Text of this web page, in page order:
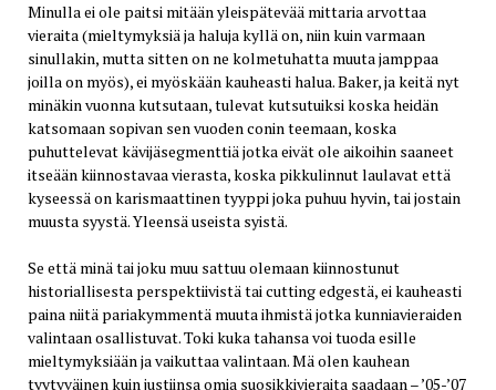
Minulla ei ole paitsi mitään yleispätevää mittaria arvottaa
vieraita (mieltymyksiä ja haluja kyllä on, niin kuin varmaan
sinullakin, mutta sitten on ne kolmetuhatta muuta jamppaa
joilla on myös), ei myöskään kauheasti halua. Baker, ja keitä nyt
minäkin vuonna kutsutaan, tulevat kutsutuiksi koska heidän
katsomaan sopivan sen vuoden conin teemaan, koska
puhuttelevat kävijäsegmenttiä jotka eivät ole aikoihin saaneet
itseään kiinnostavaa vierasta, koska pikkulinnut laulavat että
kyseessä on karismaattinen tyyppi joka puhuu hyvin, tai jostain
muusta syystä. Yleensä useista syistä.
Se että minä tai joku muu sattuu olemaan kiinnostunut
historiallisesta perspektiivistä tai cutting edgestä, ei kauheasti
paina niitä pariakymmentä muuta ihmistä jotka kunniavieraiden
valintaan osallistuvat. Toki kuka tahansa voi tuoda esille
mieltymyksiään ja vaikuttaa valintaan. Mä olen kauhean
tyytyväinen kuin justiinsa omia suosikkivieraita saadaan – ’05-’07